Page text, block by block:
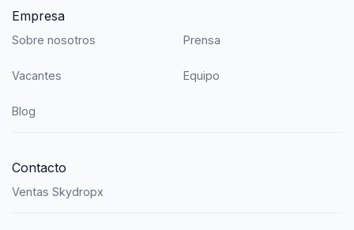
Empresa
Sobre nosotros Prensa
Vacantes Equipo
Blog
Contacto
Ventas Skydropx